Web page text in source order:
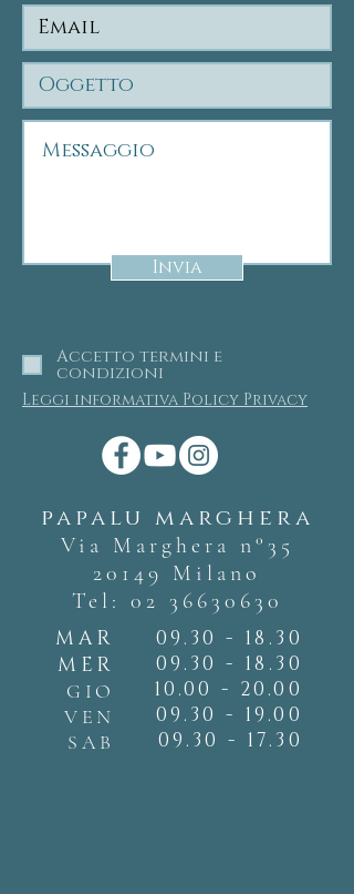
Invia
Accetto termini e
condizioni
Leggi informativa Policy Privacy
papalu marghera
Via Marghera n°35
20149 Milano
Tel: 02 36630630
MAR
MER
GIO
VEN
SAB
09.30 - 18.30
09.30 - 18.30
10.00 - 20.00
09.30 - 19.00
09.30 - 17.30